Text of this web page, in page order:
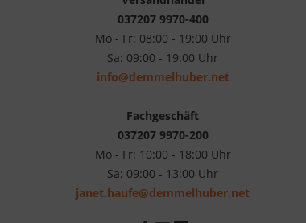
037207 9970-400
Mo - Fr: 08:00 - 19:00 Uhr
Sa: 09:00 - 19:00 Uhr
info@demmelhuber.net
Fachgeschäft
037207 9970-200
Mo - Fr: 10:00 - 18:00 Uhr
Sa: 09:00 - 13:00 Uhr
janet.haufe@demmelhuber.net